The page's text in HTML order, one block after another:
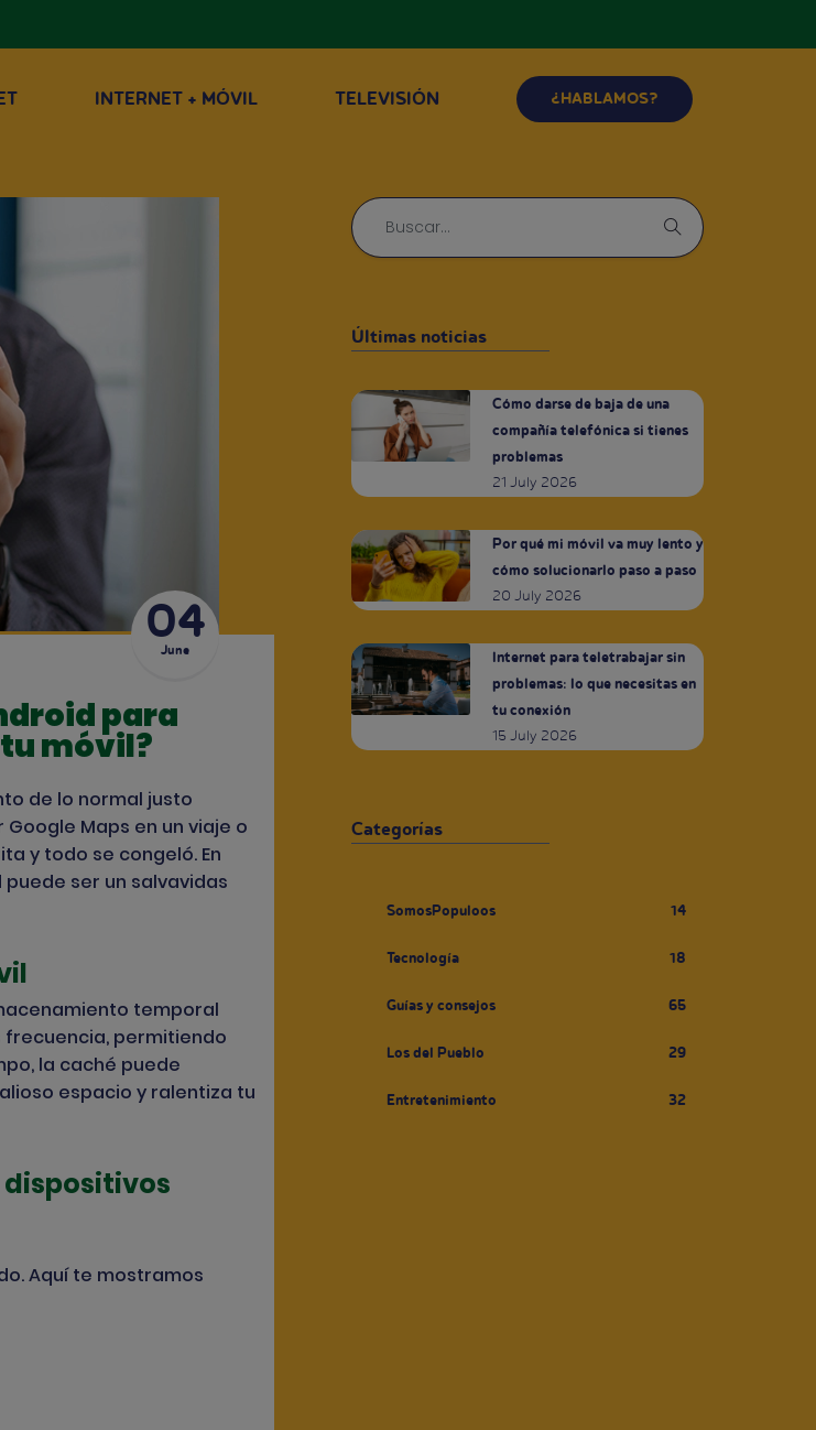
INTERNET + MÓVIL TELEVISIÓN ¿HABLAMOS?
04
June
para
móvil?
de lo normal justo
Maps en un viaje o
y todo se congeló. En
ser un salvavidas
temporal
frecuencia, permitiendo
la caché puede
espacio y ralentiza tu
Aquí te mostramos
Últimas noticias
Cómo darse de baja de una
compañía telefónica si tienes
problemas
21 July 2026
Por qué mi móvil va muy lento y
cómo solucionarlo paso a paso
20 July 2026
Internet para teletrabajar sin
problemas: lo que necesitas en
tu conexión
15 July 2026
Categorías
SomosPopuloos 14
Tecnología 18
Guías y consejos 65
Los del Pueblo 29
Entretenimiento 32